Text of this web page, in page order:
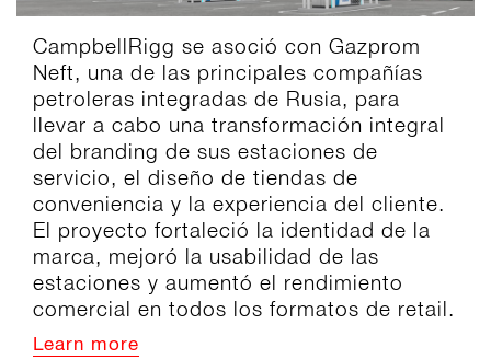
CampbellRigg se asoció con Gazprom
Neft, una de las principales compañías
petroleras integradas de Rusia, para
llevar a cabo una transformación integral
del branding de sus estaciones de
servicio, el diseño de tiendas de
conveniencia y la experiencia del cliente.
El proyecto fortaleció la identidad de la
marca, mejoró la usabilidad de las
estaciones y aumentó el rendimiento
comercial en todos los formatos de retail.
Learn more